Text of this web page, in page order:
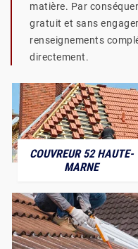
matière. Par
gratuit et sans
renseignements
directement.
COUVREUR 52 HAUTE-
MARNE